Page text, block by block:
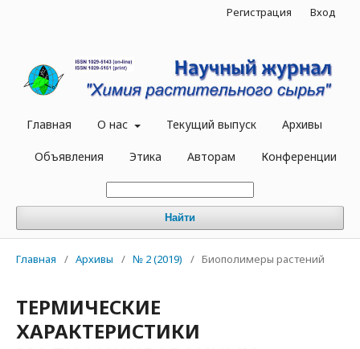
Главная О нас Текущий выпуск Архивы
Объявления Этика Авторам Конференции
Найти
Регистрация Вход
Главная / Архивы / № 2 (2019) / Биополимеры растений
ТЕРМИЧЕСКИЕ
ХАРАКТЕРИСТИКИ